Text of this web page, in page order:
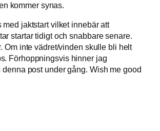
kommer synas.
jaktstart vilket innebär att
startar tidigt och snabbare senare.
Om inte vädret/vinden skulle bli helt
Förhoppningsvis hinner jag
denna post under gång. Wish me good